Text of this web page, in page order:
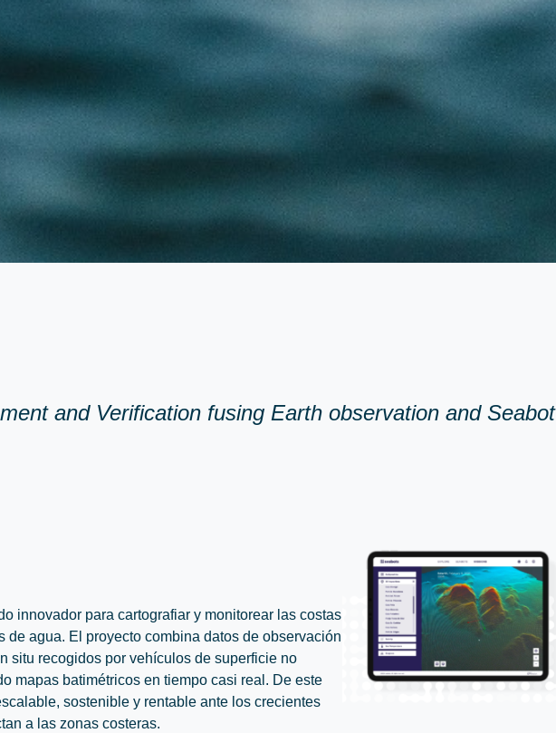
and Verification fusing Earth observation and Seabot
innovador para cartografiar y monitorear las costas
de agua. El proyecto combina datos de observación
situ recogidos por vehículos de superficie no
mapas batimétricos en tiempo casi real. De este
sostenible y rentable ante los crecientes
a las zonas costeras.